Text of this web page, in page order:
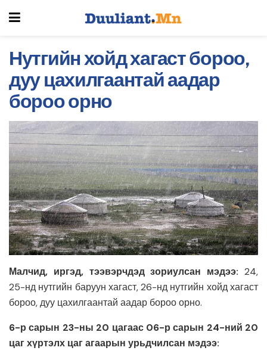
Нутгийн хойд хагаст бороо,
дуу цахилгаантай аадар
бороо орно
Малчид, иргэд, тээвэрчдэд зориулсан мэдээ: 24,
25-нд нутгийн баруун хагаст, 26-нд нутгийн хойд хагаст
бороо, дуу цахилгаантай аадар бороо орно.
6-р сарын 23-ны 20 цагаас 06-р сарын 24-ний 20
цаг хүртэлх цаг агаарын урьдчилсан мэдээ: